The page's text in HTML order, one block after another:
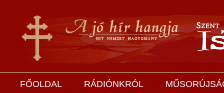
FŐOLDAL RÁDIÓNKRÓL